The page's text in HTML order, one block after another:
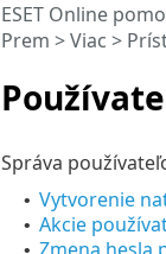
ESET Online
Prem >Viac >
Správa
• Vytvorenie
• Akcie
•